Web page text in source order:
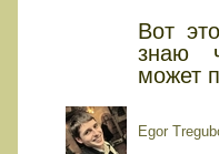
Вот
знаю
может
Egor